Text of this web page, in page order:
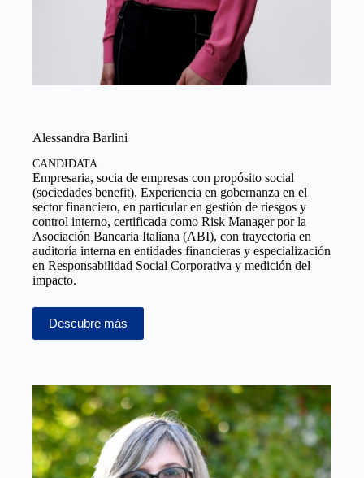
Alessandra Barlini
CANDIDATA
Empresaria, socia de empresas con propósito social
(sociedades benefit). Experiencia en gobernanza en el
sector financiero, en particular en gestión de riesgos y
control interno, certificada como Risk Manager por la
Asociación Bancaria Italiana (ABI), con trayectoria en
auditoría interna en entidades financieras y especialización
en Responsabilidad Social Corporativa y medición del
impacto.
Descubre más